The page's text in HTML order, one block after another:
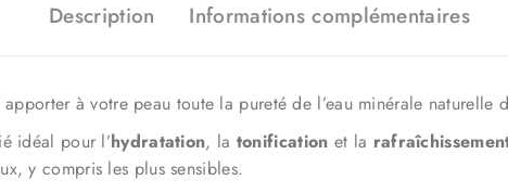
Description Informations complémentaires
à votre peau toute la pureté de l’eau minérale naturelle
idéal pour l’hydratation, la tonification et la
y compris les plus sensibles.